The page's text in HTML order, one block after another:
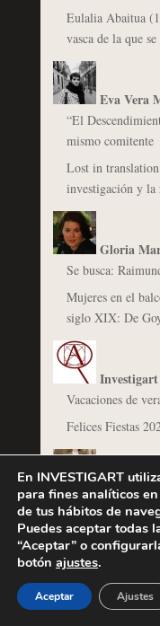
Eulalia Abaitua
vasca de la que
Eva Vera
“El
mismo comitente
Lost in
investigación y la
Gloria
Se busca:
Mujeres en el
siglo XIX: De
Investigart
Vacaciones de
Felices Fiestas
Jaime
El Arco de
propagandístico
Javier
Las vistas de
En INVESTIGART
para fines analíticos
de tus hábitos de
Puedes aceptar todas
“Aceptar” o
botón ajustes.
Aceptar Ajustes